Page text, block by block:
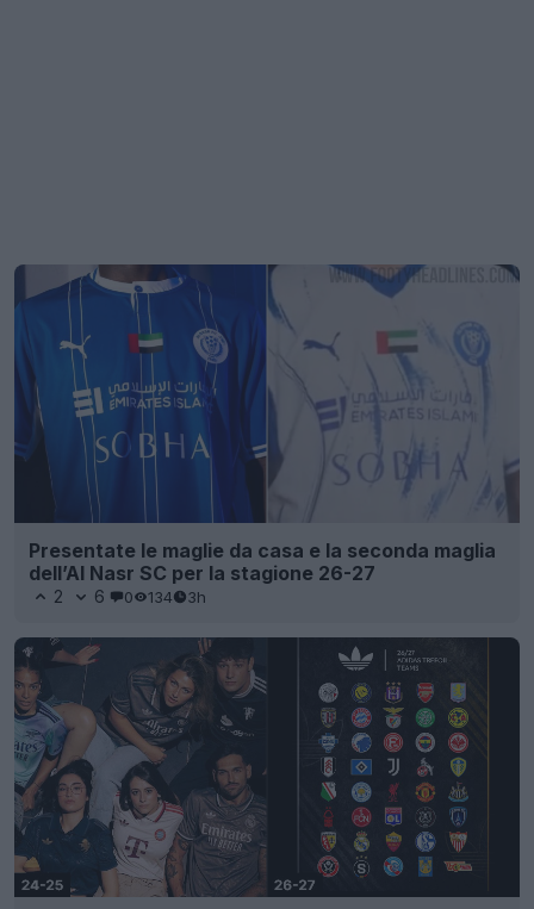
Presentate le maglie da casa e la seconda maglia
dell’Al Nasr SC per la stagione 26-27
2 6 0 134 3h